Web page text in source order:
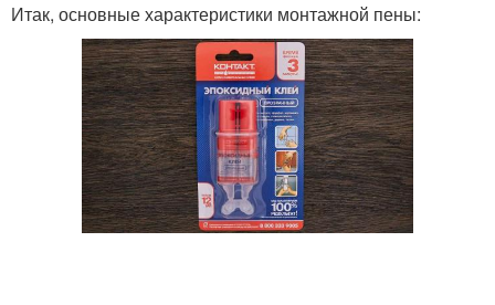
Итак, основные характеристики монтажной пены: